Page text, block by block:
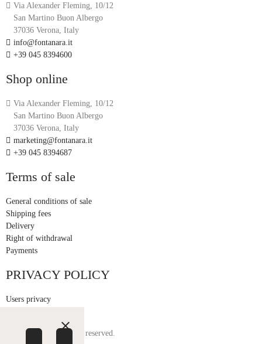
Via Alexander Fleming, 10/12
San Martino Buon Albergo
37036 Verona, Italy
info@fontanara.it
+39 045 8394600
Shop online
Via Alexander Fleming, 10/12
San Martino Buon Albergo
37036 Verona, Italy
marketing@fontanara.it
+39 045 8394687
Terms of sale
General conditions of sale
Shipping fees
Delivery
Right of withdrawal
Payments
PRIVACY POLICY
Users privacy
© Fontanara. All rights reserved.
close